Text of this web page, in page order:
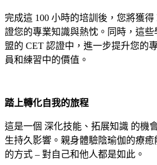
完成這 100 小時的培訓後，您將獲
證您的專業知識與熱忱。同時，這
盟的 CET 認證中，進一步提升您的
員和練習中的價值。
踏上轉化自我的旅程
這是一個 深化技能、拓展知識 的機
生持久影響。親身體驗陰瑜伽的療
的方式 – 對自己和他人都是如此。